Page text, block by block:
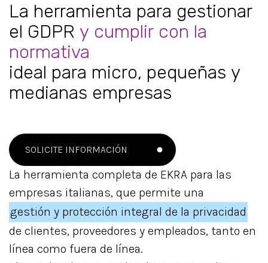
La herramienta para gestionar
el GDPR y cumplir con la
normativa
ideal para micro, pequeñas y
medianas empresas
SOLICITE INFORMACIÓN
La herramienta completa de EKRA para las
empresas italianas, que permite una
gestión y protección integral de la privacidad
de clientes, proveedores y empleados, tanto en
línea como fuera de línea.